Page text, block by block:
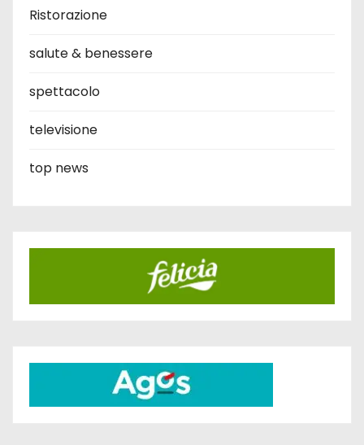
Ristorazione
salute & benessere
spettacolo
televisione
top news